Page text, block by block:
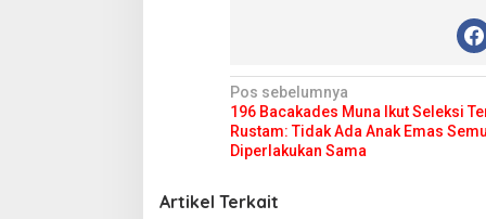
N
a
v
i
Pos sebelumnya
196 Bacakades Muna Ikut Seleksi
Rustam: Tidak Ada Anak Emas
Diperlakukan Sama
Artikel Terkait